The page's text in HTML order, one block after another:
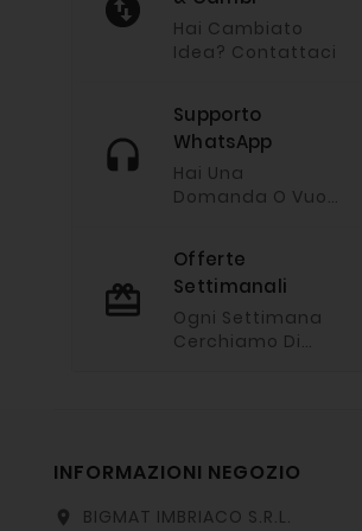
Hai Cambiato
Idea? Contattaci
Supporto
WhatsApp
Hai Una
Domanda O Vuoi
Imviaci Un
Messaggio Via
Whatsapp
Offerte
Settimanali
Ogni Settimana
Cerchiamo Di
INFORMAZIONI NEGOZIO
location_on
BIGMAT IMBRIACO S.R.L.